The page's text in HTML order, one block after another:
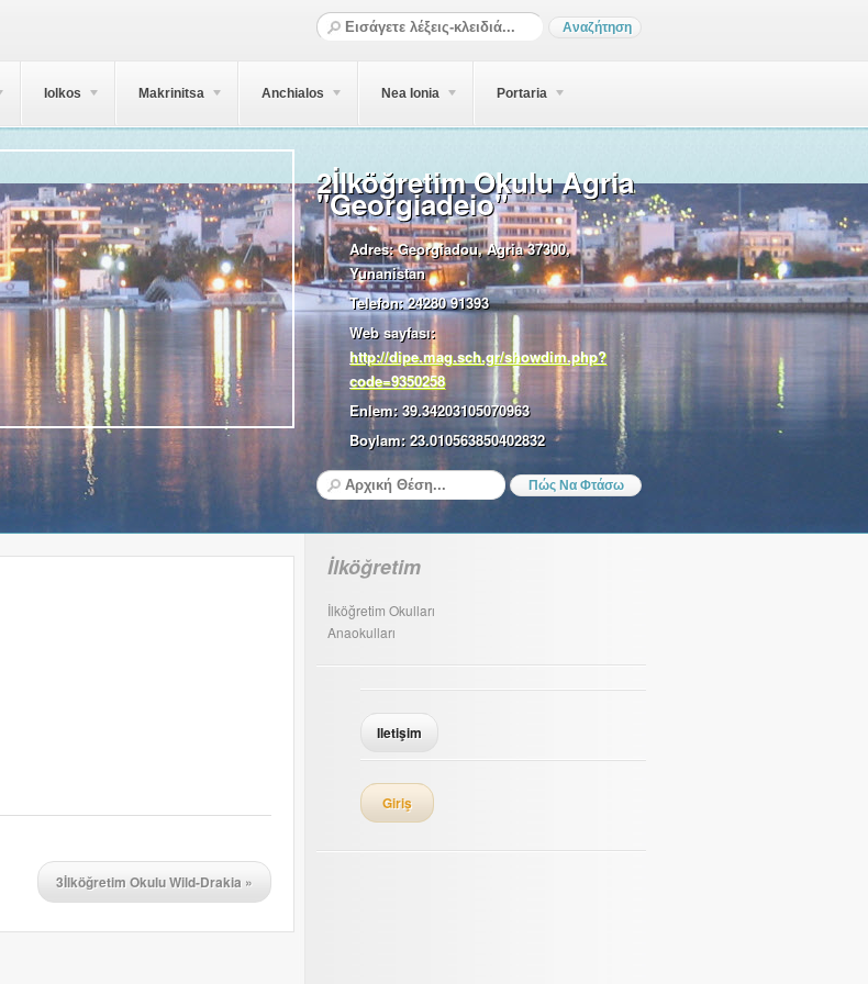
Iolkos Makrinitsa Anchialos Nea Ionia Portaria
2İlköğretim Okulu Agria
"Georgiadeio"
Adres:Georgiadou, Agria 37300,
Yunanistan
Telefon:24280 91393
Web sayfası:
http://dipe.mag.sch.gr/showdim.php?
code=9350258
Enlem:39.34203105070963
Boylam:23.010563850402832
3İlköğretim Okulu Wild-Drakia »
İlköğretim
İlköğretim Okulları
Anaokulları
Iletişim
Giriş